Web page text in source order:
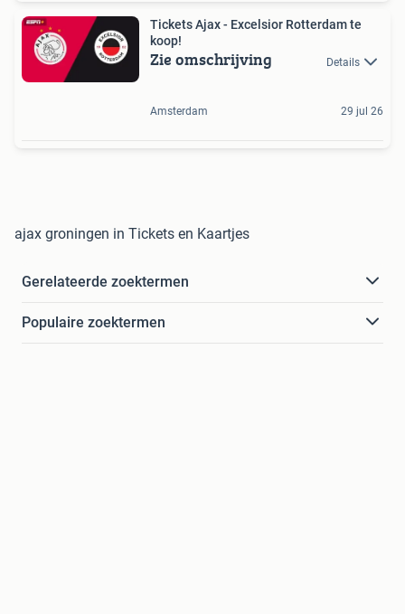
Tickets Ajax - Excelsior Rotterdam te
koop!
Zie omschrijving Details
Amsterdam 29 jul 26
ajax groningen in Tickets en Kaartjes
Gerelateerde zoektermen
Populaire zoektermen